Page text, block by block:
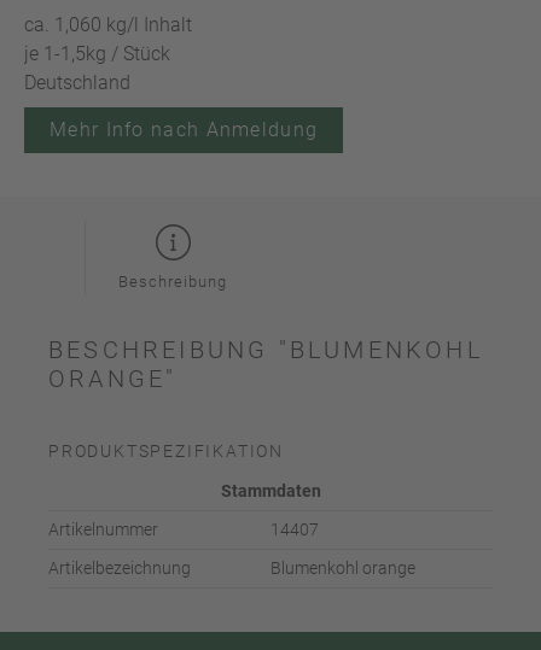
ca. 1,060 kg/l Inhalt
je 1-1,5kg / Stück
Deutschland
Mehr Info nach Anmeldung
Beschreibung
BESCHREIBUNG "BLUMENKOHL
ORANGE"
PRODUKTSPEZIFIKATION
Stammdaten
Artikelnummer
14407
Artikelbezeichnung
Blumenkohl orange